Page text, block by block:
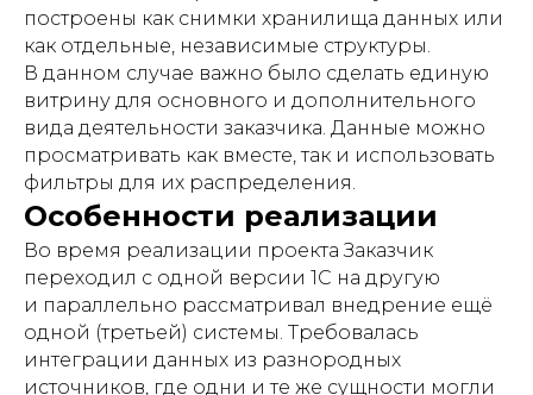
построены как снимки хранилища данных или
как отдельные, независимые структуры.
В данном случае важно было сделать единую
витрину для основного и дополнительного
вида деятельности заказчика. Данные можно
просматривать как вместе, так и использовать
фильтры для их распределения.
Особенности реализации
Во время реализации проекта Заказчик
переходил с одной версии 1С на другую
и параллельно рассматривал внедрение ещё
одной (третьей) системы. Требовалась
интеграции данных из разнородных
источников, где одни и те же сущности могли